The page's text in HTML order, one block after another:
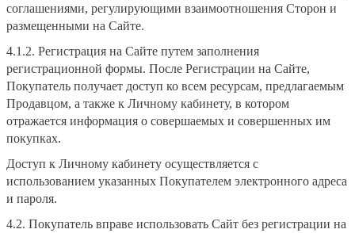
соглашениями, регулирующими взаимоотношения Сторон и
размещенными на Сайте.
4.1.2. Регистрация на Сайте путем заполнения
регистрационной формы. После Регистрации на Сайте,
Покупатель получает доступ ко всем ресурсам, предлагаемым
Продавцом, а также к Личному кабинету, в котором
отражается информация о совершаемых и совершенных им
покупках.
Доступ к Личному кабинету осуществляется с
использованием указанных Покупателем электронного адреса
и пароля.
4.2. Покупатель вправе использовать Сайт без регистрации на